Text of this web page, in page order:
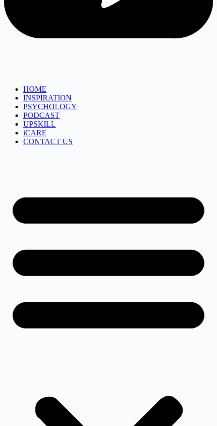
HOME
INSPIRATION
PSYCHOLOGY
PODCAST
UPSKILL
iCARE
CONTACT US